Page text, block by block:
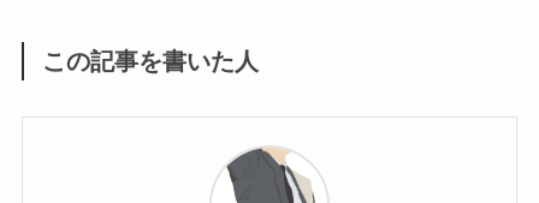
この記事を書いた人